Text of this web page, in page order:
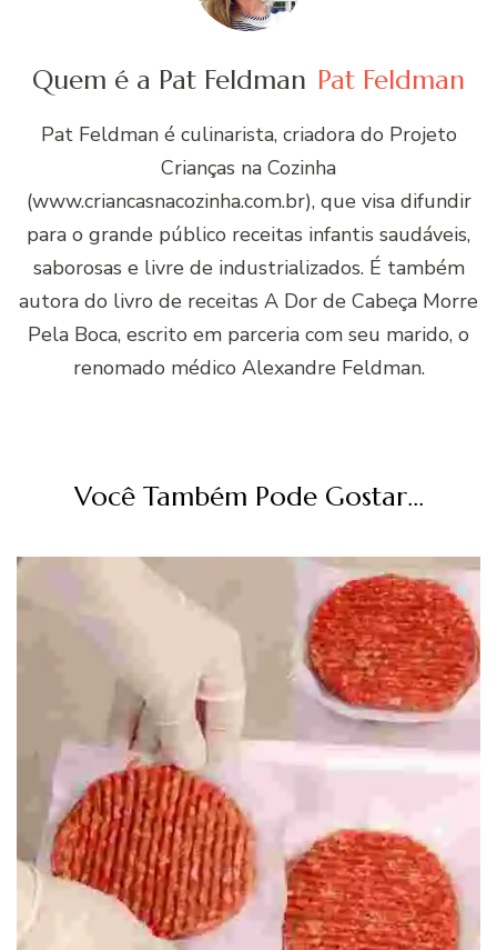
Quem é a Pat Feldman Pat Feldman
Pat Feldman é culinarista, criadora do Projeto
Crianças na Cozinha
(www.criancasnacozinha.com.br), que visa difundir
para o grande público receitas infantis saudáveis,
saborosas e livre de industrializados. É também
autora do livro de receitas A Dor de Cabeça Morre
Pela Boca, escrito em parceria com seu marido, o
renomado médico Alexandre Feldman.
Você Também Pode Gostar...